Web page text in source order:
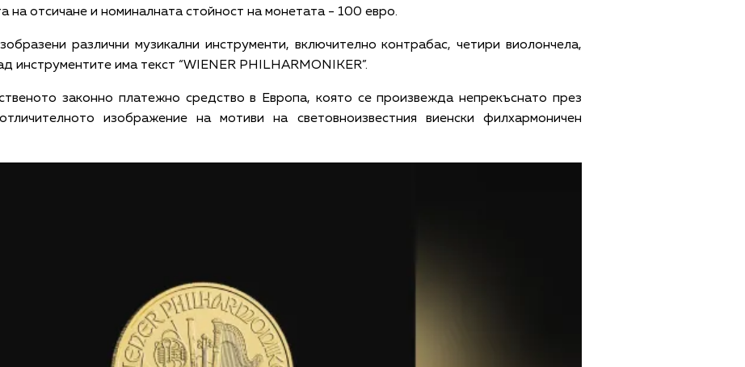
на отсичане и номиналната стойност на монетата - 100 евро.
различни музикални инструменти, включително контрабас, четири виолончела,
инструментите има текст “WIENER PHILHARMONIKER”.
законно платежно средство в Европа, която се произвежда непрекъснато през
изображение на мотиви на световноизвестния виенски филхармоничен